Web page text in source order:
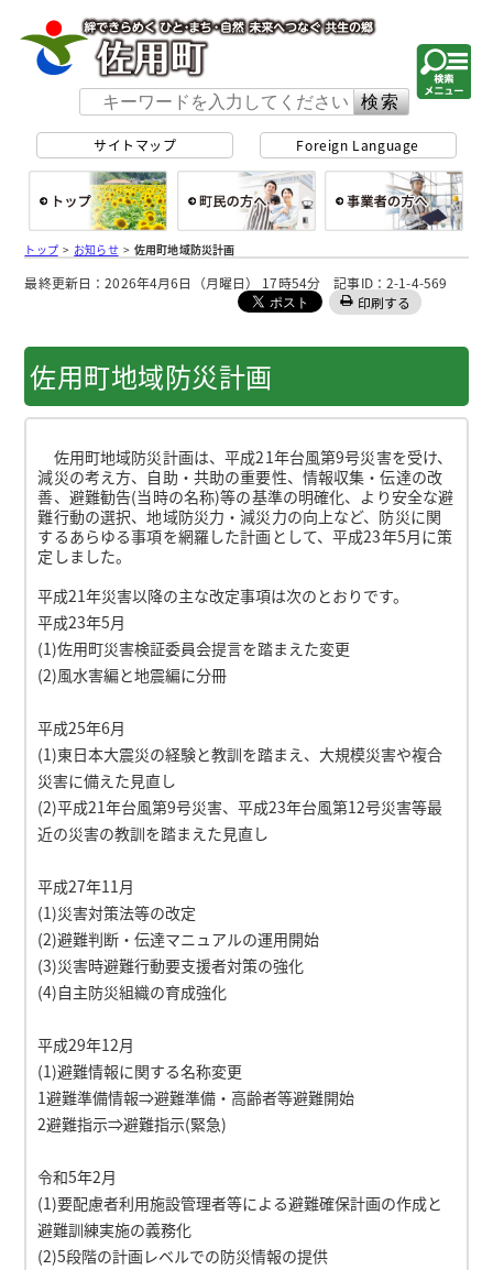
サイトマップ Foreign Language
総合トップ
トップ> お知らせ>佐用町地域防災計画
最終更新日：2026年4月6日（月曜日） 17時54分 記事ID：2-1-4-569
印刷する
佐用町地域防災計画
佐用町地域防災計画は、平成21年台風第9号災害を受け、
減災の考え方、自助・共助の重要性、情報収集・伝達の改
善、避難勧告(当時の名称)等の基準の明確化、より安全な避
難行動の選択、地域防災力・減災力の向上など、防災に関
するあらゆる事項を網羅した計画として、平成23年5月に策
定しました。
平成21年災害以降の主な改定事項は次のとおりです。
平成23年5月
(1)佐用町災害検証委員会提言を踏まえた変更
(2)風水害編と地震編に分冊
平成25年6月
(1)東日本大震災の経験と教訓を踏まえ、大規模災害や複合
災害に備えた見直し
(2)平成21年台風第9号災害、平成23年台風第12号災害等最
近の災害の教訓を踏まえた見直し
平成27年11月
(1)災害対策法等の改定
(2)避難判断・伝達マニュアルの運用開始
(3)災害時避難行動要支援者対策の強化
(4)自主防災組織の育成強化
平成29年12月
(1)避難情報に関する名称変更
1避難準備情報⇒避難準備・高齢者等避難開始
2避難指示⇒避難指示(緊急)
令和5年2月
(1)要配慮者利用施設管理者等による避難確保計画の作成と
避難訓練実施の義務化
(2)5段階の計画レベルでの防災情報の提供